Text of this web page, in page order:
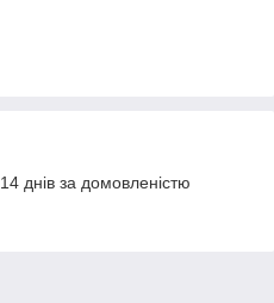
днів за домовленістю